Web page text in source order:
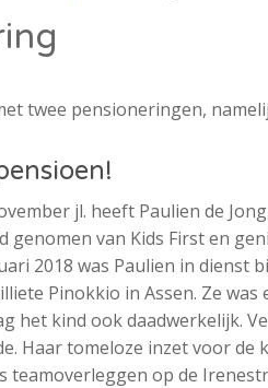
twee pensioneringen,
jl. heeft Paulien de
genomen van Kids First en
2018 was Paulien in dienst
Pinokkio in Assen. Ze
het kind ook daadwerkelijk.
Haar tomeloze inzet voor
teamoverleggen op de